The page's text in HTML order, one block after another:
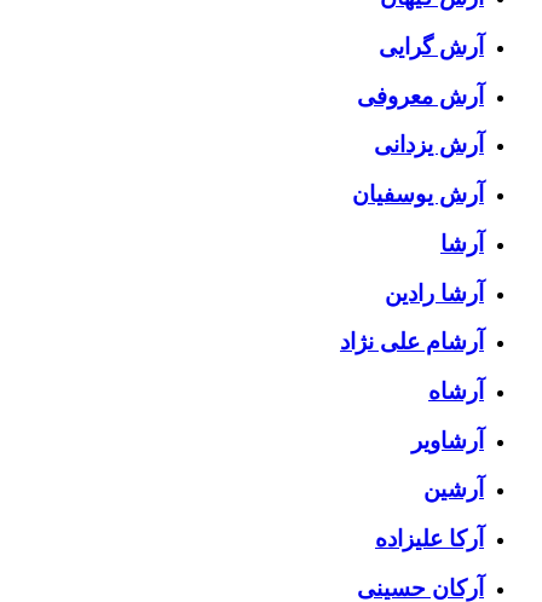
آرش گرایی
آرش معروفی
آرش یزدانی
آرش یوسفیان
آرشا
آرشا رادین
آرشام علی نژاد
آرشاه
آرشاویر
آرشین
آرکا علیزاده
آرکان حسینی